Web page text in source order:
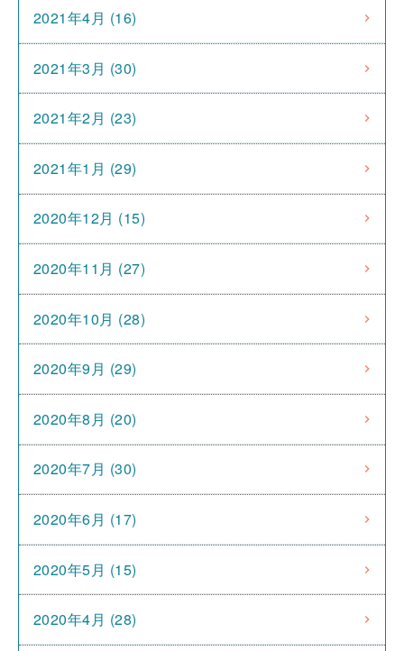
2021年4月 (16)
2021年3月 (30)
2021年2月 (23)
2021年1月 (29)
2020年12月 (15)
2020年11月 (27)
2020年10月 (28)
2020年9月 (29)
2020年8月 (20)
2020年7月 (30)
2020年6月 (17)
2020年5月 (15)
2020年4月 (28)